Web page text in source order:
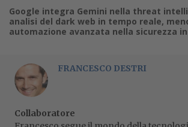
Google integra Gemini nella threat
analisi del dark web in tempo reale,
automazione avanzata nella sicurezza
FRANCESCO DESTRI
Collaboratore